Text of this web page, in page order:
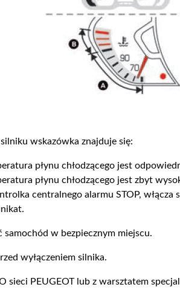
wskazówka znajduje się:
płynu chłodzącego jest
płynu chłodzącego jest zbyt
centralnego alarmu STOP, włącza
samochód w bezpiecznym miejscu.
wyłączeniem silnika.
sieci PEUGEOT lub z warsztatem